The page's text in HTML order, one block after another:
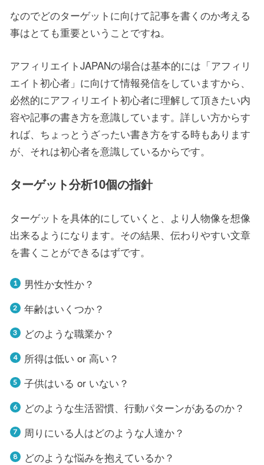
なのでどのターゲットに向けて記事を書くのか考える
事はとても重要ということですね。
アフィリエイトJAPANの場合は基本的には「アフィリ
エイト初心者」に向けて情報発信をしていますから、
必然的にアフィリエイト初心者に理解して頂きたい内
容や記事の書き方を意識しています。詳しい方からす
れば、ちょっとうざったい書き方をする時もあります
が、それは初心者を意識しているからです。
ターゲット分析10個の指針
ターゲットを具体的にしていくと、より人物像を想像
出来るようになります。その結果、伝わりやすい文章
を書くことができるはずです。
男性か女性か？
年齢はいくつか？
どのような職業か？
所得は低い or 高い？
子供はいる or いない？
どのような生活習慣、行動パターンがあるのか？
周りにいる人はどのような人達か？
どのような悩みを抱えているか？